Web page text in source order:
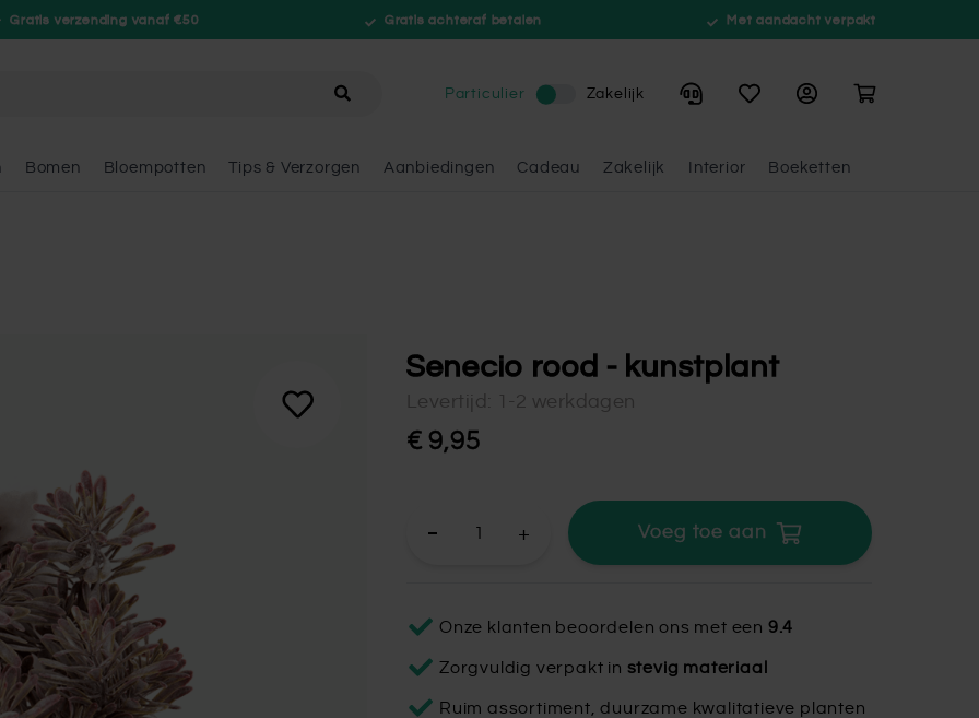
Gratis verzending vanaf €50 Gratis achteraf betalen Met aandacht verpakt
Bomen Bloempotten Tips & Verzorgen Aanbiedingen Cadeau Zakelijk Interior Boeketten
Particulier Zakelijk Winkelwagen
Senecio rood - kunstplant
Levertijd: 1-2 werkdagen
€ 9,95
+ Voeg toe aan
Onze klanten beoordelen ons met een 9.4
Zorgvuldig verpakt in stevig materiaal
Ruim assortiment, duurzame kwalitatieve planten